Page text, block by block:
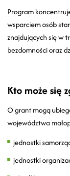
Program
wsparciem osób
znajdujących się w
bezdomności oraz
Kto może się
O grant mogą
województwa
jednostki
jednostki